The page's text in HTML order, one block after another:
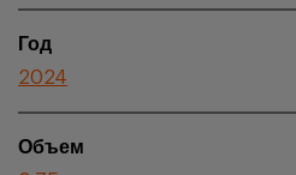
Год
2024
Объем